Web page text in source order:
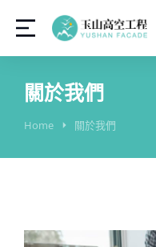
關於我們
You are here:
Home 關於我們